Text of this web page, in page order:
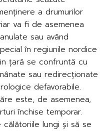
a drumurilor
va fi de asemenea
sau având
în regiunile nordice
țară se confruntă cu
sau redirecționate
defavorabile.
este, de asemenea,
închise temporar.
lungi și să se